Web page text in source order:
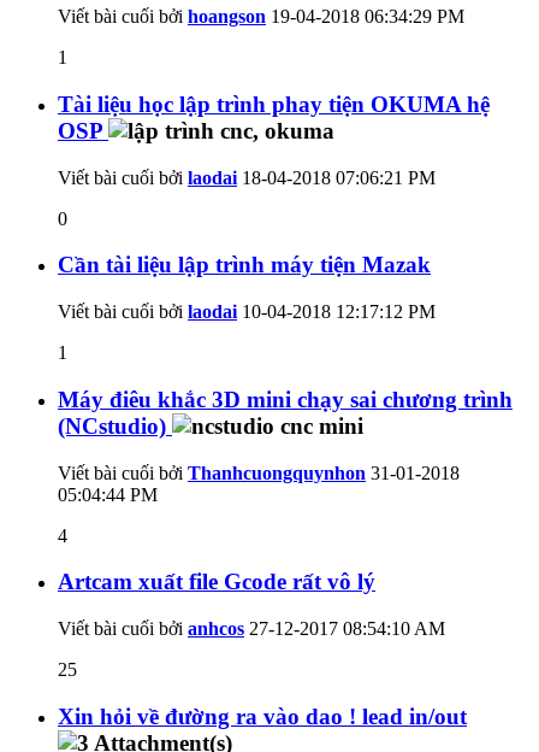
Viết bài cuối bởi hoangson 19-04-2018 06:34:29 PM
1
Tài liệu học lập trình phay tiện OKUMA hệ
OSP
Viết bài cuối bởi laodai 18-04-2018 07:06:21 PM
0
Cần tài liệu lập trình máy tiện Mazak
Viết bài cuối bởi laodai 10-04-2018 12:17:12 PM
1
Máy điêu khắc 3D mini chạy sai chương trình
(NCstudio)
Viết bài cuối bởi Thanhcuongquynhon 31-01-2018
05:04:44 PM
4
Artcam xuất file Gcode rất vô lý
Viết bài cuối bởi anhcos 27-12-2017 08:54:10 AM
25
Xin hỏi về đường ra vào dao ! lead in/out